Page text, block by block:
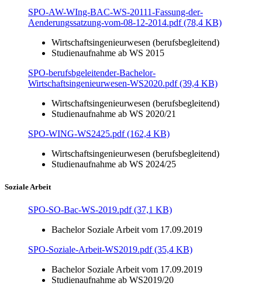
SPO-AW-WIng-BAC-WS-20111-Fassung-der-
Aenderungssatzung-vom-08-12-2014.pdf (78,4 KB)
Wirtschaftsingenieurwesen (berufsbegleitend)
Studienaufnahme ab WS 2015
SPO-berufsbgeleitender-Bachelor-
Wirtschaftsingenieurwesen-WS2020.pdf (39,4 KB)
Wirtschaftsingenieurwesen (berufsbegleitend)
Studienaufnahme ab WS 2020/21
SPO-WING-WS2425.pdf (162,4 KB)
Wirtschaftsingenieurwesen (berufsbegleitend)
Studienaufnahme ab WS 2024/25
Soziale Arbeit
SPO-SO-Bac-WS-2019.pdf (37,1 KB)
Bachelor Soziale Arbeit vom 17.09.2019
SPO-Soziale-Arbeit-WS2019.pdf (35,4 KB)
Bachelor Soziale Arbeit vom 17.09.2019
Studienaufnahme ab WS2019/20